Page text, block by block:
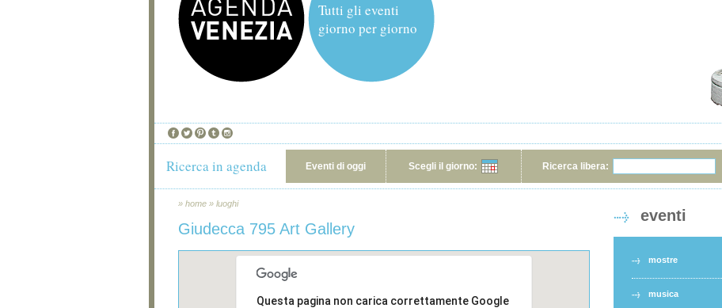
Tutti gli eventi
giorno per giorno
Ricerca in agenda Eventi di oggi Scegli il giorno: Ricerca libera:
» home » luoghi
Giudecca 795 Art Gallery
Questa pagina non carica correttamente Google
eventi
mostre
musica